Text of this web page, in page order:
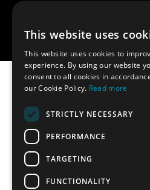
Luggage storage
Permanently
DropandGo luggage storage
closed. We would like to
their support over the years.
If you have any questions or
This website uses
This website uses cookies to
experience. By using our website
consent to all cookies in
our Cookie Policy. Read more
STRICTLY NECESSARY
PERFORMANCE
TARGETING
FUNCTIONALITY